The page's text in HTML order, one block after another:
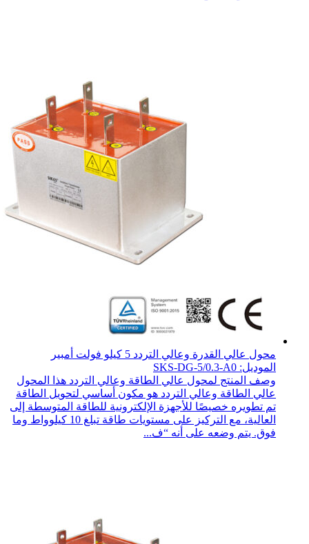
محول عالي القدرة وعالي التردد 5 كيلو فولت أمبير
الموديل: SKS-DG-5/0.3-A0
وصف المنتج لمحول عالي الطاقة وعالي التردد هذا المحول
عالي الطاقة وعالي التردد هو مكون أساسي لتحويل الطاقة
تم تطويره خصيصًا للأجهزة الإلكترونية للطاقة المتوسطة إلى
العالية، مع التركيز على مستويات طاقة تبلغ 10 كيلوواط وما
فوق. يتم وضعه على أنه “ف...